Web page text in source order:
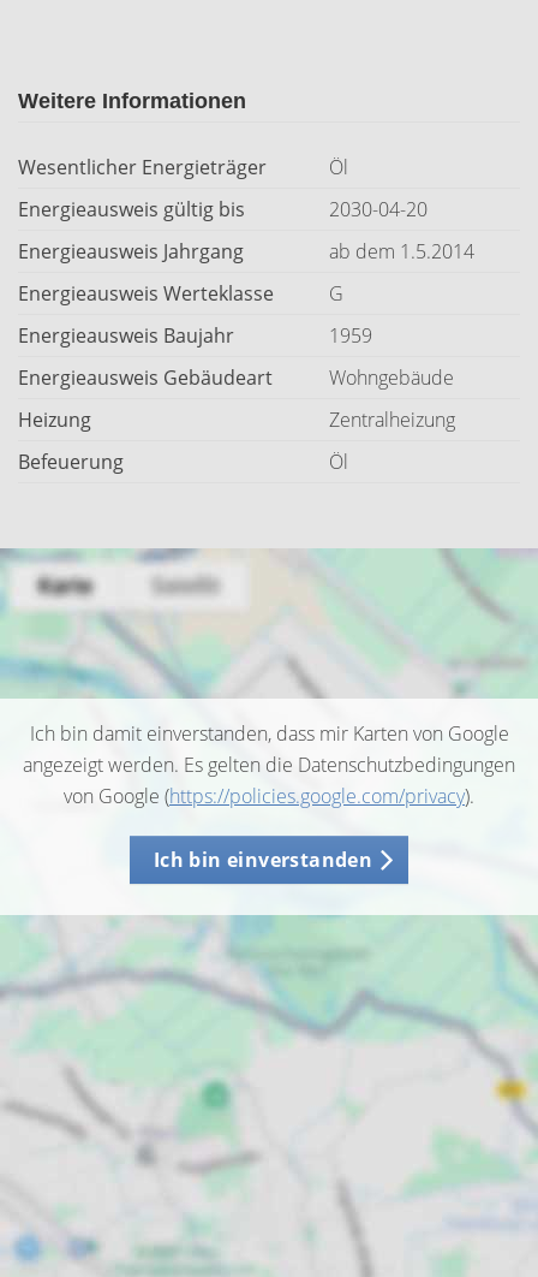
Weitere Informationen
Wesentlicher Energieträger
Öl
Energieausweis gültig bis
2030-04-20
Energieausweis Jahrgang
ab dem 1.5.2014
Energieausweis Werteklasse
G
Energieausweis Baujahr
1959
Energieausweis Gebäudeart
Wohngebäude
Heizung
Zentralheizung
Befeuerung
Öl
Ich bin damit einverstanden, dass mir Karten von Google
angezeigt werden. Es gelten die Datenschutzbedingungen
von Google (https://policies.google.com/privacy).
Ich bin einverstanden